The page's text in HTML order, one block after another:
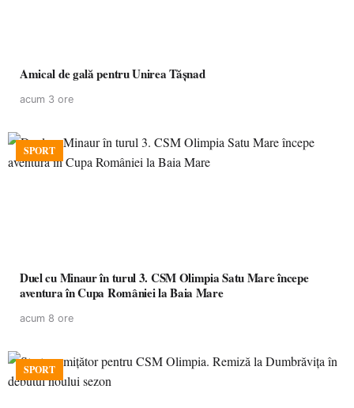
Amical de gală pentru Unirea Tășnad
acum 3 ore
SPORT
Duel cu Minaur în turul 3. CSM Olimpia Satu Mare începe
aventura în Cupa României la Baia Mare
acum 8 ore
SPORT